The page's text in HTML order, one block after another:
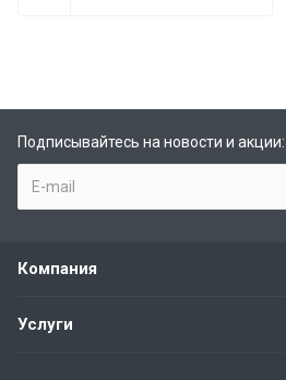
Подписывайтесь на новости и акции:
Компания
Услуги